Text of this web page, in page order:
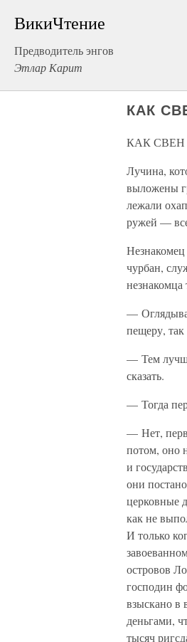
ВикиЧтение
Предводитель энгов
Этлар Карит
КАК
КАК
Лучина,
выложены
лежали
ружей —
чурбан,
—
пещеру,
— Тем
сказать.
— Тогда
— Нет,
потом, оно
и
они
церковные
как не
И только
островов
господин
взыскано в
деньгами,
тысяч